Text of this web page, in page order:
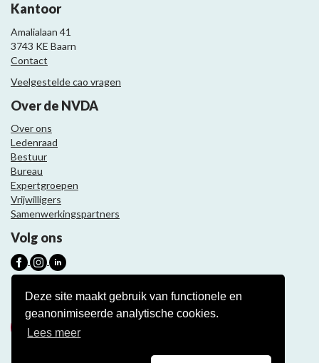
Deze site maakt gebruik van functionele en
geanonimiseerde analytische cookies.
Lees meer
Kantoor
Amalialaan 41
3743 KE Baarn
Contact
Veelgestelde cao vragen
Over de NVDA
Over ons
Ledenraad
Bestuur
Bureau
Expertgroepen
Vrijwilligers
Samenwerkingspartners
Volg ons
Nieuwsbrief
Meld je aan